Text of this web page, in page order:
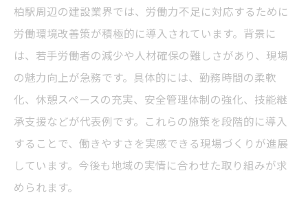
柏駅周辺の建設業界では、労働力不足に対応するために
労働環境改善策が積極的に導入されています。背景に
は、若手労働者の減少や人材確保の難しさがあり、現場
の魅力向上が急務です。具体的には、勤務時間の柔軟
化、休憩スペースの充実、安全管理体制の強化、技能継
承支援などが代表例です。これらの施策を段階的に導入
することで、働きやすさを実感できる現場づくりが進展
しています。今後も地域の実情に合わせた取り組みが求
められます。